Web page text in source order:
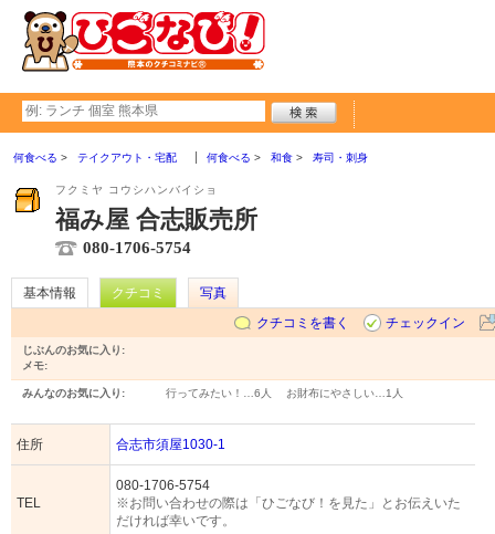
何食べる テイクアウト・宅配 何食べる 和食 寿司・刺身
フクミヤ コウシハンバイショ
福み屋 合志販売所
080-1706-5754
基本情報 クチコミ
写真
クチコミを書く
チェックイン
じぶんのお気に入り:
メモ:
みんなのお気に入り: 行ってみたい！… 6人 お財布にやさしい… 1人
住所 合志市須屋1030-1
TEL
080-1706-5754
※お問い合わせの際は「ひごなび！を見た」とお伝えいた
だければ幸いです。